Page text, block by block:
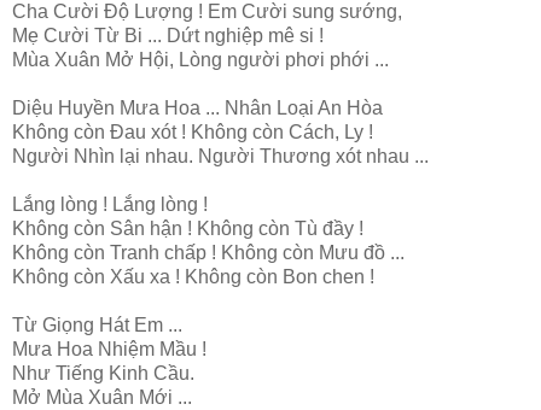
Cha Cười Độ Lượng ! Em Cười sung sướng,
Mẹ Cười Từ Bi ... Dứt nghiệp mê si !
Mùa Xuân Mở Hội, Lòng người phơi phới ...
Diệu Huyền Mưa Hoa ... Nhân Loại An Hòa
Không còn Đau xót ! Không còn Cách, Ly !
Người Nhìn lại nhau. Người Thương xót nhau ...
Lắng lòng ! Lắng lòng !
Không còn Sân hận ! Không còn Tù đầy !
Không còn Tranh chấp ! Không còn Mưu đồ ...
Không còn Xấu xa ! Không còn Bon chen !
Từ Giọng Hát Em ...
Mưa Hoa Nhiệm Mầu !
Như Tiếng Kinh Cầu.
Mở Mùa Xuân Mới ...